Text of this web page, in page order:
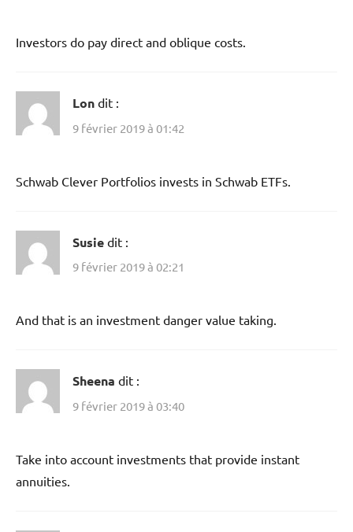
Investors do pay direct and oblique costs.
Lon dit :
9 février 2019 à 01:42
Schwab Clever Portfolios invests in Schwab ETFs.
Susie dit :
9 février 2019 à 02:21
And that is an investment danger value taking.
Sheena dit :
9 février 2019 à 03:40
Take into account investments that provide instant
annuities.